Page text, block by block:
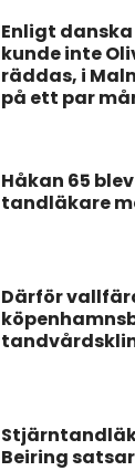
Enligt
kunde inte
räddas, i
på ett par
Håkan 65
tandläkare
Därför
Beiring